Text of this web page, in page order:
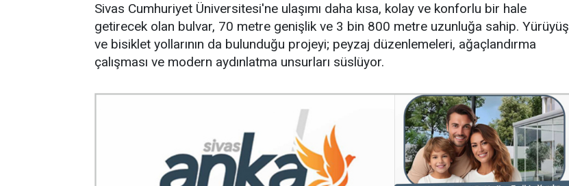
Sivas Cumhuriyet Üniversitesi'ne ulaşımı daha kısa, kolay ve konforlu bir hale
getirecek olan bulvar, 70 metre genişlik ve 3 bin 800 metre uzunluğa sahip. Yürüyüş
ve bisiklet yollarının da bulunduğu projeyi; peyzaj düzenlemeleri, ağaçlandırma
çalışması ve modern aydınlatma unsurları süslüyor.